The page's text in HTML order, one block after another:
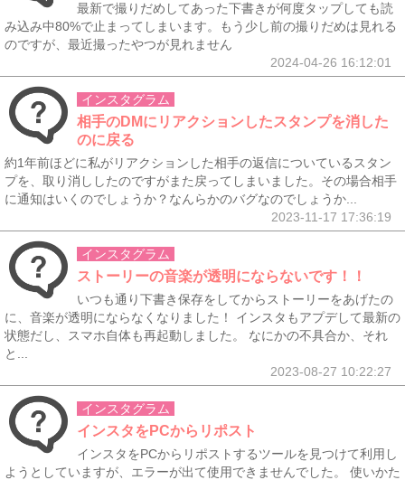
最新で撮りだめしてあった下書きが何度タップしても読
み込み中80%で止まってしまいます。もう少し前の撮りだめは見れる
のですが、最近撮ったやつが見れません
2024-04-26 16:12:01
インスタグラム
相手のDMにリアクションしたスタンプを消した
のに戻る
約1年前ほどに私がリアクションした相手の返信についているスタン
プを、取り消ししたのですがまた戻ってしまいました。その場合相手
に通知はいくのでしょうか？なんらかのバグなのでしょうか...
2023-11-17 17:36:19
インスタグラム
ストーリーの音楽が透明にならないです！！
いつも通り下書き保存をしてからストーリーをあげたの
に、音楽が透明にならなくなりました！ インスタもアプデして最新の
状態だし、スマホ自体も再起動しました。 なにかの不具合か、それ
と...
2023-08-27 10:22:27
インスタグラム
インスタをPCからリポスト
インスタをPCからリポストするツールを見つけて利用し
ようとしていますが、エラーが出て使用できませんでした。 使いかた